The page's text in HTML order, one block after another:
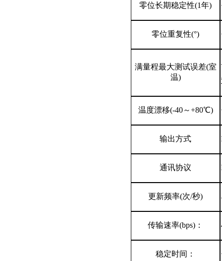
零位长期稳定性(1年)
零位重复性(°)
满量程最大测试误差(室
温)
温度漂移(-40～+80℃)
输出方式
通讯协议
更新频率(次/秒)
传输速率(bps)：
稳定时间：